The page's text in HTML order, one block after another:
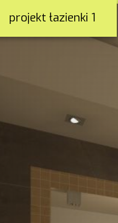
projekt łazienki 1